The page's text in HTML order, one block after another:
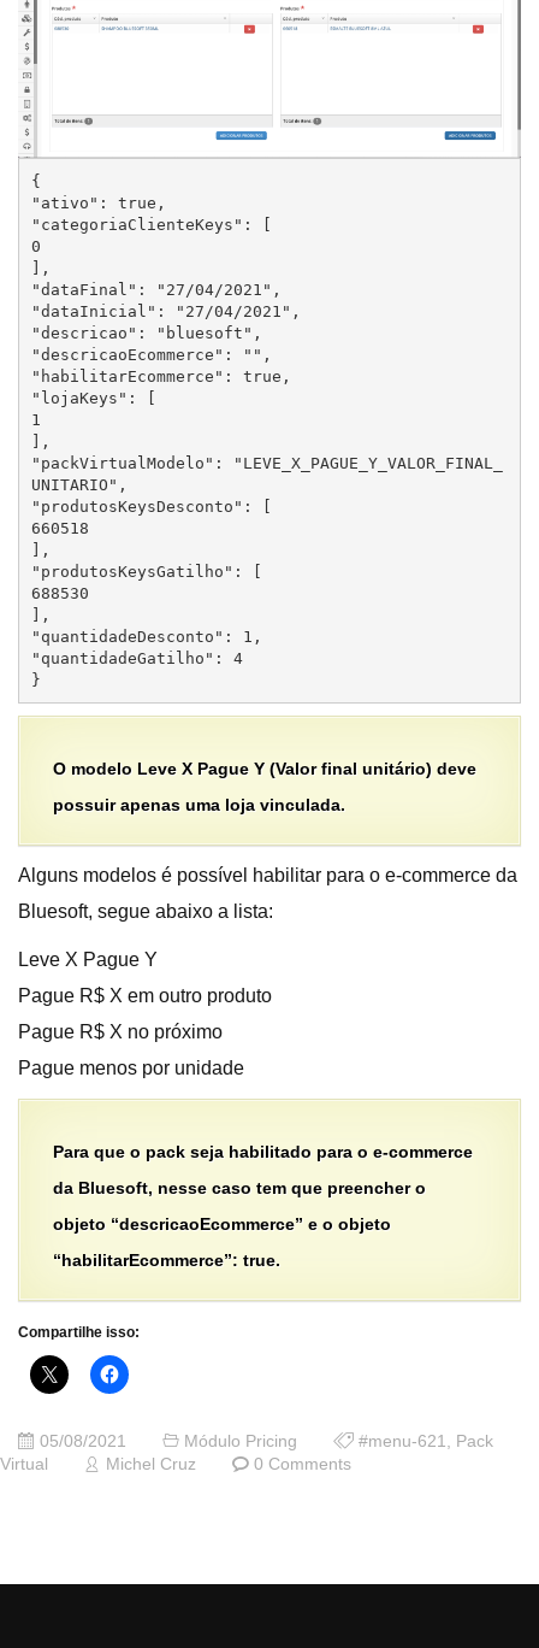
{
"ativo": true,
"categoriaClienteKeys": [
0
],
"dataFinal": "27/04/2021",
"dataInicial": "27/04/2021",
"descricao": "bluesoft",
"descricaoEcommerce": "",
"habilitarEcommerce": true,
"lojaKeys": [
1
],
"packVirtualModelo": "LEVE_X_PAGUE_Y_VALOR_FINAL_
UNITARIO",
"produtosKeysDesconto": [
660518
],
"produtosKeysGatilho": [
688530
],
"quantidadeDesconto": 1,
"quantidadeGatilho": 4
}
O modelo Leve X Pague Y (Valor final unitário) deve
possuir apenas uma loja vinculada.
Alguns modelos é possível habilitar para o e-commerce da
Bluesoft, segue abaixo a lista:
Leve X Pague Y
Pague R$ X em outro produto
Pague R$ X no próximo
Pague menos por unidade
Para que o pack seja habilitado para o e-commerce
da Bluesoft, nesse caso tem que preencher o
objeto “descricaoEcommerce” e o objeto
“habilitarEcommerce”: true.
Compartilhe isso:
05/08/2021 Módulo Pricing #menu-621, Pack
Virtual
Michel Cruz 0 Comments